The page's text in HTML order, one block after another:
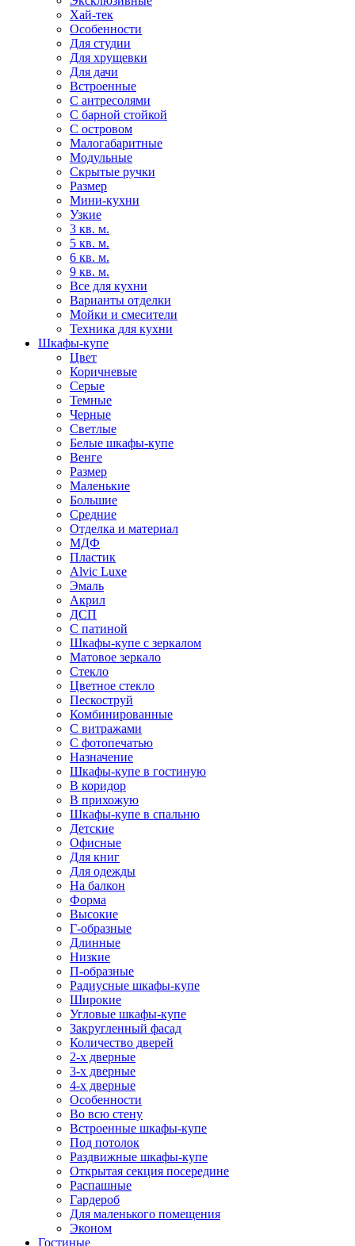
Хай-тек
Особенности
Для студии
Для хрущевки
Для дачи
Встроенные
С антресолями
С барной стойкой
С островом
Малогабаритные
Модульные
Скрытые ручки
Размер
Мини-кухни
Узкие
3 кв. м.
5 кв. м.
6 кв. м.
9 кв. м.
Все для кухни
Варианты отделки
Мойки и смесители
Техника для кухни
Шкафы-купе
Цвет
Коричневые
Серые
Темные
Черные
Светлые
Белые шкафы-купе
Венге
Размер
Маленькие
Большие
Средние
Отделка и материал
МДФ
Пластик
Alvic Luxe
Эмаль
Акрил
ДСП
С патиной
Шкафы-купе с зеркалом
Матовое зеркало
Стекло
Цветное стекло
Пескоструй
Комбинированные
С витражами
С фотопечатью
Назначение
Шкафы-купе в гостиную
В коридор
В прихожую
Шкафы-купе в спальню
Детские
Офисные
Для книг
Для одежды
На балкон
Форма
Высокие
Г-образные
Длинные
Низкие
П-образные
Радиусные шкафы-купе
Широкие
Угловые шкафы-купе
Закругленный фасад
Количество дверей
2-х дверные
3-х дверные
4-х дверные
Особенности
Во всю стену
Встроенные шкафы-купе
Под потолок
Раздвижные шкафы-купе
Открытая секция посередине
Распашные
Гардероб
Для маленького помещения
Эконом
Гостиные